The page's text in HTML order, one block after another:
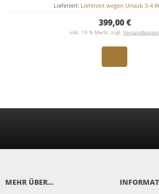
Lieferzeit: Lieferzeit wegen Urlaub 3-4
399,00 €
inkl. 19 % MwSt. zzgl. Versandkosten
MEHR ÜBER...